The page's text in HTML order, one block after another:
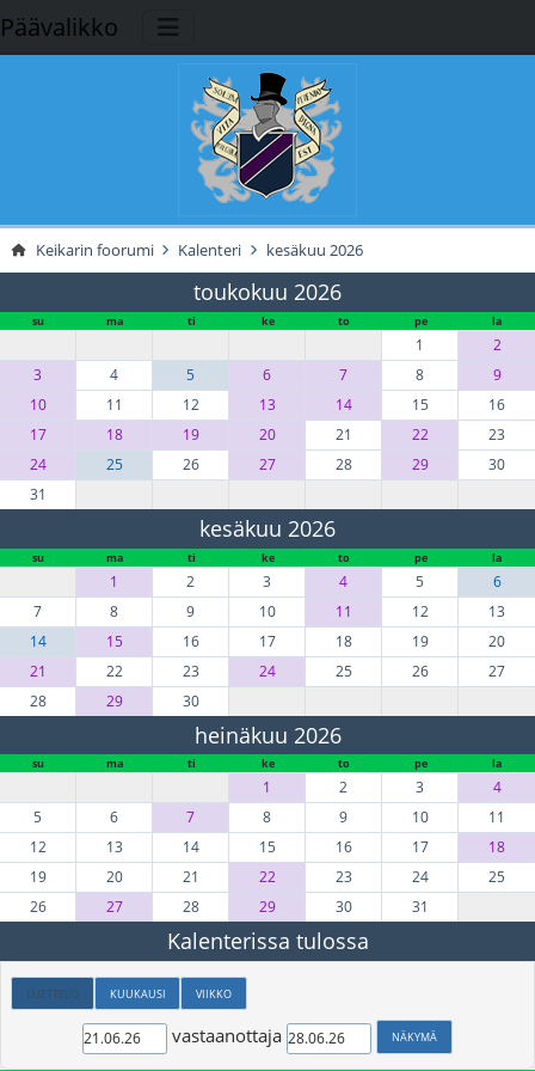
Päävalikko
Keikarin foorumi Kalenteri kesäkuu 2026
toukokuu 2026
su ma ti ke to pe la
1
2
3
4 5 6 7 8
9
10
11 12 13 14 15
16
17
18 19 20 21 22
23
24
25 26 27 28 29
30
31
kesäkuu 2026
su ma ti ke to pe la
1 2 3 4 5
6
7
8 9 10 11 12
13
14
15 16 17 18 19
20
21
22 23 24 25 26
27
28
29 30
heinäkuu 2026
su ma ti ke to pe la
1 2 3
4
5
6 7 8 9 10
11
12
13 14 15 16 17
18
19
20 21 22 23 24
25
26
27 28 29 30 31
Kalenterissa tulossa
LUETTELO KUUKAUSI VIIKKO
vastaanottaja